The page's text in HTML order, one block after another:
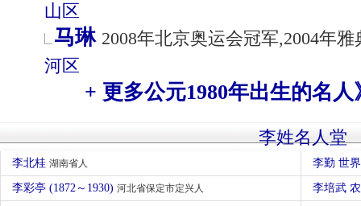
山区
马琳 2008年北京奥运会冠军,2004年
河区
+ 更多公元1980年出生的名人
李姓名人堂
李北桂 湖南省人 李勤 世
李彩亭 (1872～1930) 河北省保定市定兴人 李培武